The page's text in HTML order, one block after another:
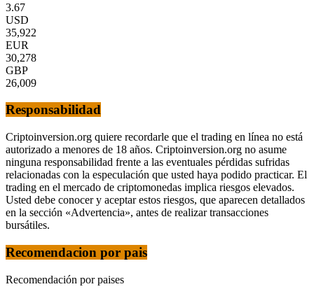
3.67
USD
35,922
EUR
30,278
GBP
26,009
Responsabilidad
Criptoinversion.org quiere recordarle que el trading en línea no está
autorizado a menores de 18 años. Criptoinversion.org no asume
ninguna responsabilidad frente a las eventuales pérdidas sufridas
relacionadas con la especulación que usted haya podido practicar. El
trading en el mercado de criptomonedas implica riesgos elevados.
Usted debe conocer y aceptar estos riesgos, que aparecen detallados
en la sección «Advertencia», antes de realizar transacciones
bursátiles.
Recomendacion por pais
Recomendación por paises